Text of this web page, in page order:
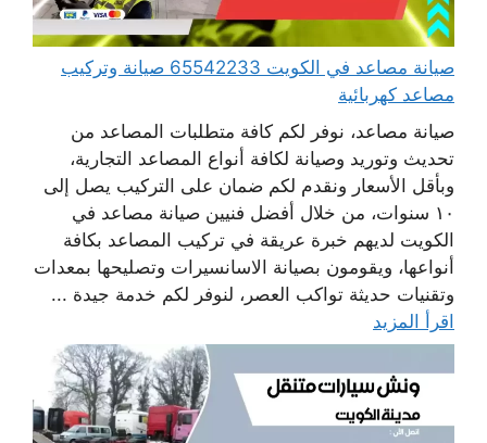
صيانة مصاعد في الكويت 65542233 صيانة وتركيب
مصاعد كهربائية
صيانة مصاعد، نوفر لكم كافة متطلبات المصاعد من
تحديث وتوريد وصيانة لكافة أنواع المصاعد التجارية،
وبأقل الأسعار ونقدم لكم ضمان على التركيب يصل إلى
١٠ سنوات، من خلال أفضل فنيين صيانة مصاعد في
الكويت لديهم خبرة عريقة في تركيب المصاعد بكافة
أنواعها، ويقومون بصيانة الاسانسيرات وتصليحها بمعدات
وتقنيات حديثة تواكب العصر، لنوفر لكم خدمة جيدة ...
اقرأ المزيد